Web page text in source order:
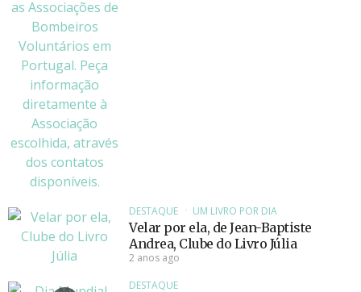
DESTAQUE UM LIVRO POR DIA
Velar por ela, de Jean-Baptiste
Andrea, Clube do Livro Júlia
2 anos ago
DESTAQUE